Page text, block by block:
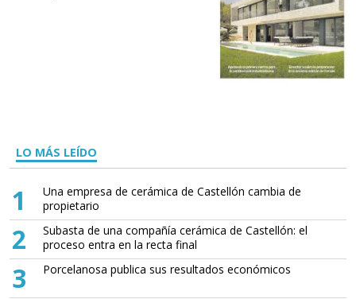
LO MÁS LEÍDO
1
Una empresa de cerámica de Castellón cambia de
propietario
2
Subasta de una compañía cerámica de Castellón: el
proceso entra en la recta final
3 Porcelanosa publica sus resultados económicos